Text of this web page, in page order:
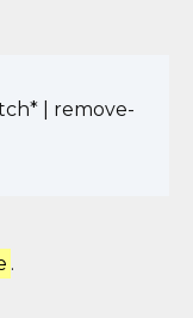
| remove-
.